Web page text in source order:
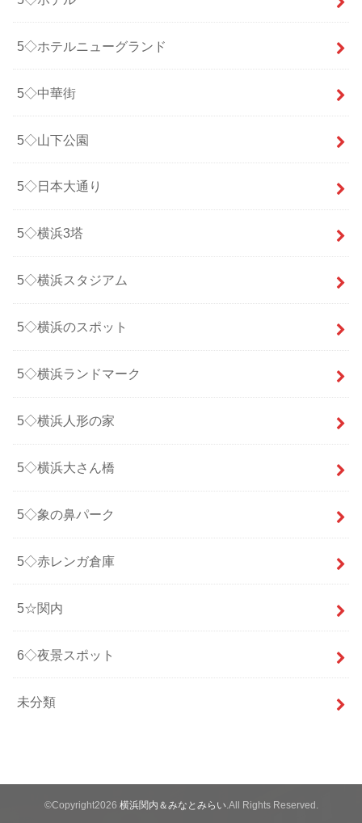
5◇ホテルニューグランド
5◇中華街
5◇山下公園
5◇日本大通り
5◇横浜3塔
5◇横浜スタジアム
5◇横浜のスポット
5◇横浜ランドマーク
5◇横浜人形の家
5◇横浜大さん橋
5◇象の鼻パーク
5◇赤レンガ倉庫
5☆関内
6◇夜景スポット
未分類
©Copyright2026 横浜関内＆みなとみらい.All Rights Reserved.